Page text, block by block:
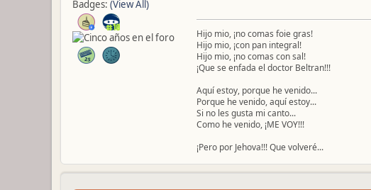
Badges: (View All)
Hijo mio, ¡no comas foie gras!
Hijo mio, ¡con pan integral!
Hijo mio, ¡no comas con sal!
¡Que se enfada el doctor Beltran!!!
Aquí estoy, porque he venido...
Porque he venido, aquí estoy...
Si no les gusta mi canto...
Como he venido, ¡ME VOY!!!
¡Pero por Jehova!!! Que volveré...